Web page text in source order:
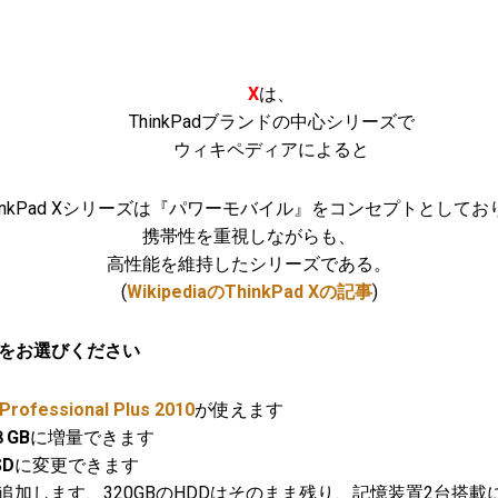
Xは、
ThinkPadブランドの中心シリーズで
ウィキペディアによると
Xシリーズは『パワーモバイル』をコンセプトとしてお
携帯性を重視しながらも、
高性能を維持したシリーズである。
(WikipediaのThinkPad Xの記事)
お選びください
Plus 2010が使えます
GBに増量できます
に変更できます
加します、320GBのHDDはそのまま残り、記憶装置2台搭載